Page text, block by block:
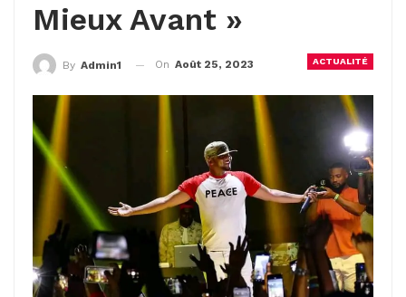
Mieux Avant »
ACTUALITÉ
By Admin1 On Août 25, 2023